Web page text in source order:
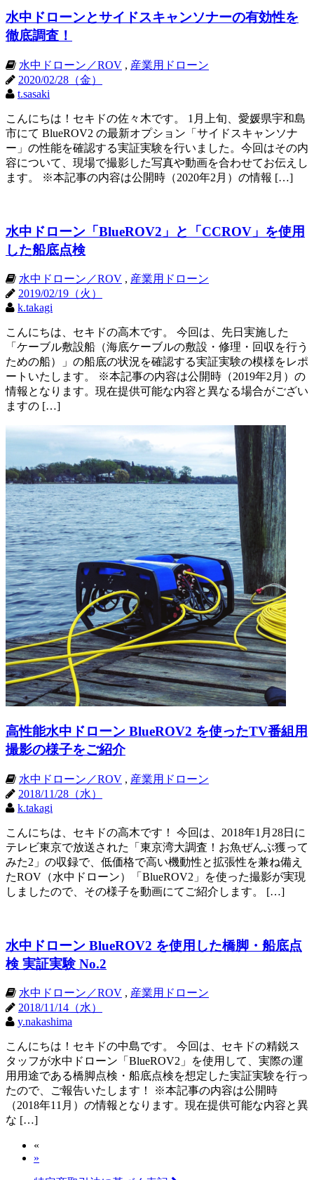
水中ドローンとサイドスキャンソナーの有効性を
徹底調査！
水中ドローン／ROV , 産業用ドローン
2020/02/28（金）
t.sasaki
こんにちは！セキドの佐々木です。 1月上旬、愛媛県宇和島
市にて BlueROV2 の最新オプション「サイドスキャンソナ
ー」の性能を確認する実証実験を行いました。今回はその内
容について、現場で撮影した写真や動画を合わせてお伝えし
ます。 ※本記事の内容は公開時（2020年2月）の情報 […]
水中ドローン「BlueROV2」と「CCROV」を使用
した船底点検
水中ドローン／ROV , 産業用ドローン
2019/02/19（火）
k.takagi
こんにちは、セキドの高木です。 今回は、先日実施した
「ケーブル敷設船（海底ケーブルの敷設・修理・回収を行う
ための船）」の船底の状況を確認する実証実験の模様をレポ
ートいたします。 ※本記事の内容は公開時（2019年2月）の
情報となります。現在提供可能な内容と異なる場合がござい
ますの […]
高性能水中ドローン BlueROV2 を使ったTV番組用
撮影の様子をご紹介
水中ドローン／ROV , 産業用ドローン
2018/11/28（水）
k.takagi
こんにちは、セキドの高木です！ 今回は、2018年1月28日に
テレビ東京で放送された「東京湾大調査！お魚ぜんぶ獲って
みた2」の収録で、低価格で高い機動性と拡張性を兼ね備え
たROV（水中ドローン）「BlueROV2」を使った撮影が実現
しましたので、その様子を動画にてご紹介します。 […]
水中ドローン BlueROV2 を使用した橋脚・船底点
検 実証実験 No.2
水中ドローン／ROV , 産業用ドローン
2018/11/14（水）
y.nakashima
こんにちは！セキドの中島です。 今回は、セキドの精鋭ス
タッフが水中ドローン「BlueROV2」を使用して、実際の運
用用途である橋脚点検・船底点検を想定した実証実験を行っ
たので、ご報告いたします！ ※本記事の内容は公開時
（2018年11月）の情報となります。現在提供可能な内容と異
な […]
«
»